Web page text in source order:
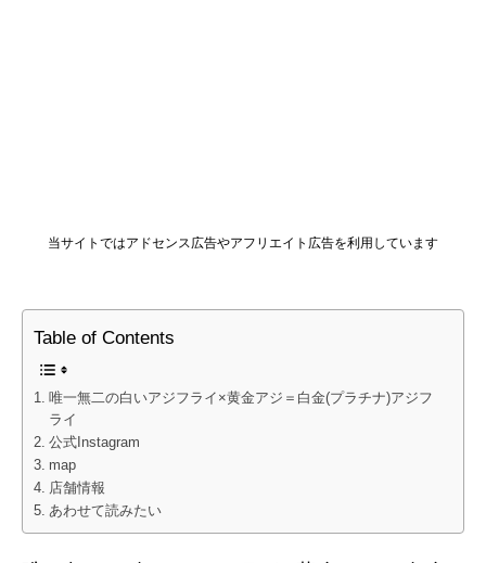
当サイトではアドセンス広告やアフリエイト広告を利用しています
Table of Contents
唯一無二の白いアジフライ×黄金アジ＝白金(プラチナ)アジフ
ライ
公式Instagram
map
店舗情報
あわせて読みたい